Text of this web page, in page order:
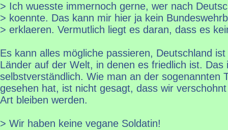
> Ich wuesste immernoch gerne, wer nach
> koennte. Das kann mir hier ja kein
> erklaeren. Vermutlich liegt es daran, dass es
Es kann alles mögliche passieren, Deutschland
Länder auf der Welt, in denen es friedlich ist. Das
selbstverständlich. Wie man an der sogenannten
gesehen hat, ist nicht gesagt, dass wir
Art bleiben werden.
> Wir haben keine vegane Soldatin!